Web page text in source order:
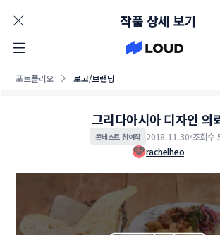
포트폴리오 로고/브랜딩
작품 상세 보기
그리다아시아 디자인 의
콘테스트 참여작 2018.11.30 조회수
rachelheo